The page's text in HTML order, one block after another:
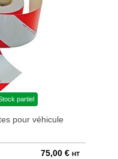
partiel
pour véhicule
75,00 € HT